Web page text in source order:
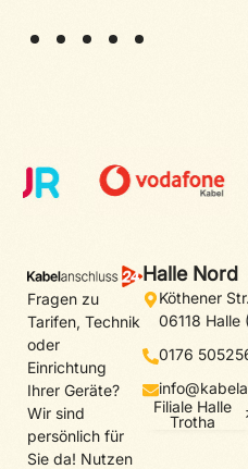
Fragen zu
Tarifen, Technik
oder
Einrichtung
Ihrer Geräte?
Wir sind
persönlich für
Sie da! Nutzen
Halle Nord
Köthener
06118 Halle
0176
Filiale Halle
Trotha